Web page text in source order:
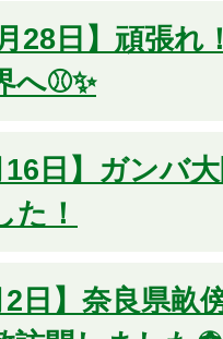
28日】頑張れ
へ⚾✨
16日】ガンバ
た！
2日】奈良県畝